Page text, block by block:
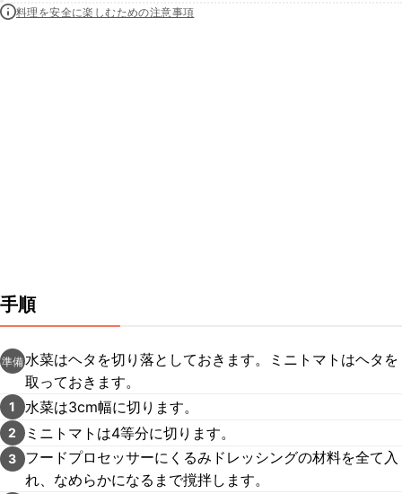
料理を安全に楽しむための注意事項
手順
準備水菜はヘタを切り落としておきます。ミニトマトはヘタを
取っておきます。
1 水菜は3cm幅に切ります。
2 ミニトマトは4等分に切ります。
3
フードプロセッサーにくるみドレッシングの材料を全て入
れ、なめらかになるまで撹拌します。